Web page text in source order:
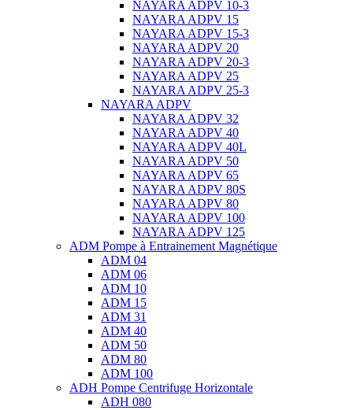
NAYARA ADPV 10-3
NAYARA ADPV 15
NAYARA ADPV 15-3
NAYARA ADPV 20
NAYARA ADPV 20-3
NAYARA ADPV 25
NAYARA ADPV 25-3
NAYARA ADPV
NAYARA ADPV 32
NAYARA ADPV 40
NAYARA ADPV 40L
NAYARA ADPV 50
NAYARA ADPV 65
NAYARA ADPV 80S
NAYARA ADPV 80
NAYARA ADPV 100
NAYARA ADPV 125
ADM Pompe à Entrainement Magnétique
ADM 04
ADM 06
ADM 10
ADM 15
ADM 31
ADM 40
ADM 50
ADM 80
ADM 100
ADH Pompe Centrifuge Horizontale
ADH 080